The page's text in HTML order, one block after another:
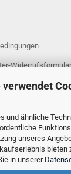
verwendet
und ähnliche
unseres
bieten
in unserer
Widerrufsformular